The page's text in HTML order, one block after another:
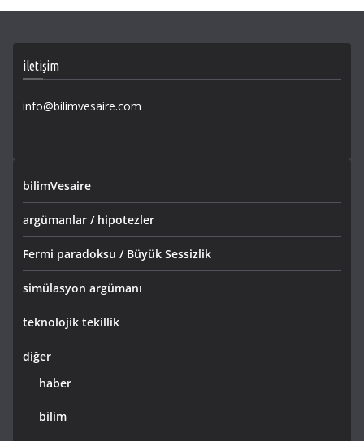
iletişim
info@bilimvesaire.com
bilimVesaire
argümanlar / hipotezler
Fermi paradoksu / Büyük Sessizlik
simülasyon argümanı
teknolojik tekillik
diğer
haber
bilim